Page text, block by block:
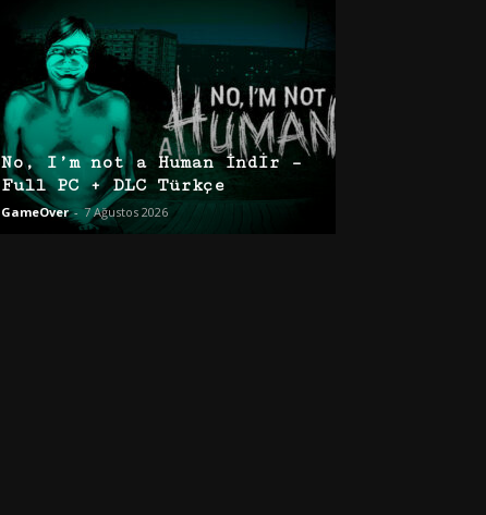
No, I’m not a Human İndir –
Full PC + DLC Türkçe
GameOver - 7 Ağustos 2026